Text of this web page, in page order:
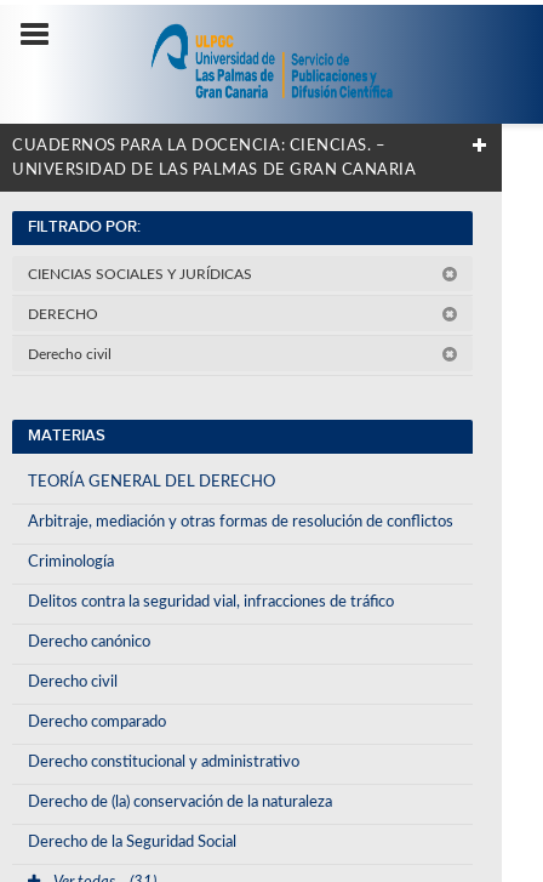
CUADERNOS PARA LA DOCENCIA: CIENCIAS. –
UNIVERSIDAD DE LAS PALMAS DE GRAN CANARIA
FILTRADO POR:
CIENCIAS SOCIALES Y JURÍDICAS
DERECHO
Derecho civil
MATERIAS
TEORÍA GENERAL DEL DERECHO
Arbitraje, mediación y otras formas de resolución de conflictos
Criminología
Delitos contra la seguridad vial, infracciones de tráfico
Derecho canónico
Derecho civil
Derecho comparado
Derecho constitucional y administrativo
Derecho de (la) conservación de la naturaleza
Derecho de la Seguridad Social